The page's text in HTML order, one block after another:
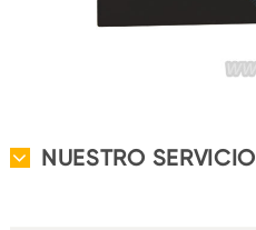
NUESTRO SERVICIO